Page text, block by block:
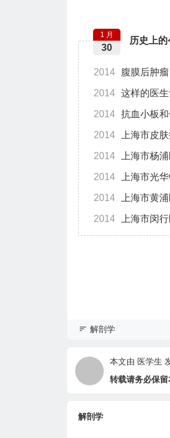
历史上的
1 月
30
2014 腹膜后肿
2014 这样的医生
2014 抗血小板
2014 上海市皮
2014 上海市杨
2014 上海市光
2014 上海市黄
2014 上海市闵
解剖学
本文由 医学生
转载请务必保留
解剖学